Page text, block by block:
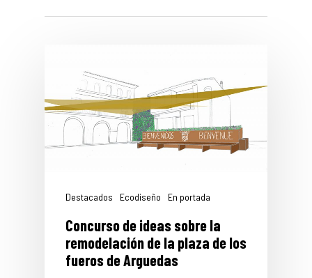
Destacados Ecodiseño En portada
Concurso de ideas sobre la
remodelación de la plaza de los
fueros de Arguedas